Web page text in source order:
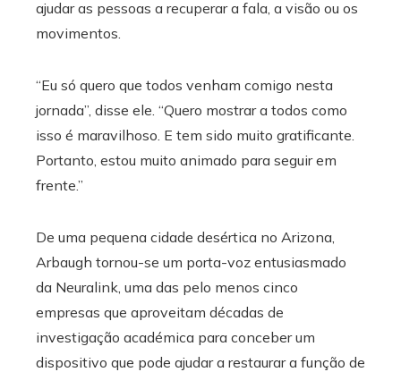
ajudar as pessoas a recuperar a fala, a visão ou os
movimentos.
“Eu só quero que todos venham comigo nesta
jornada”, disse ele. “Quero mostrar a todos como
isso é maravilhoso. E tem sido muito gratificante.
Portanto, estou muito animado para seguir em
frente.”
De uma pequena cidade desértica no Arizona,
Arbaugh tornou-se um porta-voz entusiasmado
da Neuralink, uma das pelo menos cinco
empresas que aproveitam décadas de
investigação académica para conceber um
dispositivo que pode ajudar a restaurar a função de